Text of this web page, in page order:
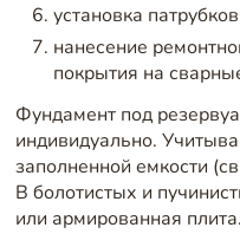
установка
нанесение
покрытия на
Фундамент под
индивидуально.
заполненной емкости
В болотистых и
или армированная плита.